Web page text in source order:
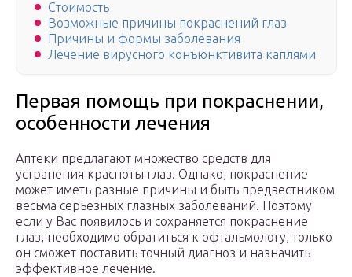
Стоимость
Возможные причины покраснений глаз
Причины и формы заболевания
Лечение вирусного конъюнктивита каплями
Первая помощь при покраснении,
особенности лечения
Аптеки предлагают множество средств для
устранения красноты глаз. Однако, покраснение
может иметь разные причины и быть предвестником
весьма серьезных глазных заболеваний. Поэтому
если у Вас появилось и сохраняется покраснение
глаз, необходимо обратиться к офтальмологу, только
он сможет поставить точный диагноз и назначить
эффективное лечение.